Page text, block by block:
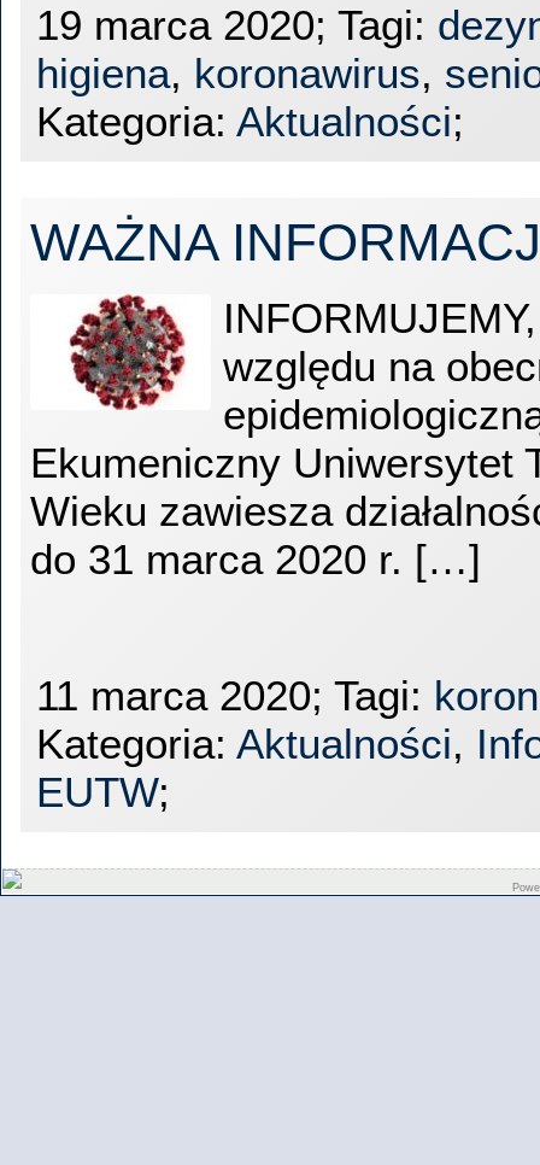
19 marca 2020; Tagi:
higiena, koronawirus,
Kategoria: Aktualności;
WAŻNA
względu na
Ekumeniczny Uniwersytet
Wieku zawiesza
do 31 marca 2020 r. […]
11 marca 2020; Tagi:
Kategoria: Aktualności,
EUTW;